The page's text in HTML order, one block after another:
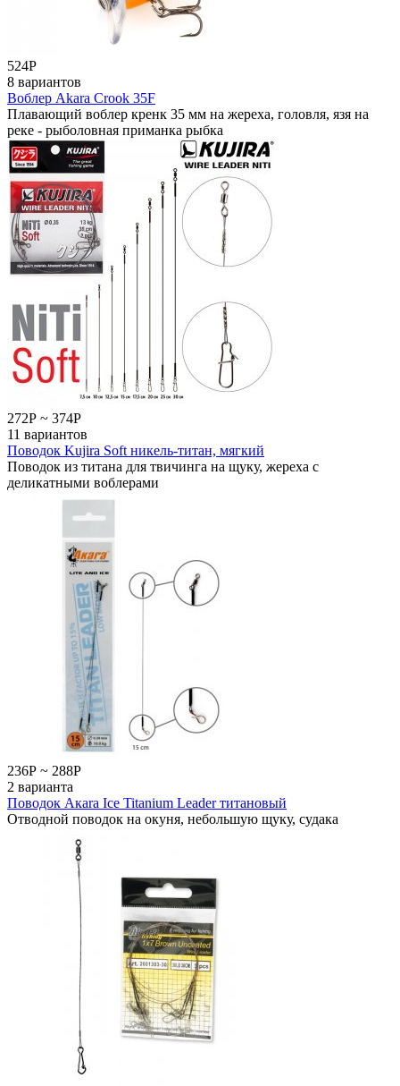
524Р
8 вариантов
Воблер Akara Crook 35F
Плавающий воблер кренк 35 мм на жереха, головля, язя на
реке - рыболовная приманка рыбка
272Р ~ 374Р
11 вариантов
Поводок Kujira Soft никель-титан, мягкий
Поводок из титана для твичинга на щуку, жереха с
деликатными воблерами
236Р ~ 288Р
2 варианта
Поводок Акаrа Ice Titanium Leader титановый
Отводной поводок на окуня, небольшую щуку, судака